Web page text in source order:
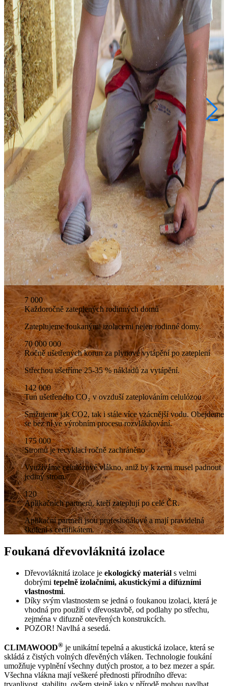
7 000
Každoročně zateplených rodinných domů
Zateplujeme foukanými izolacemi nejen rodinné domy.
70 000 000
Ročně ušetřených korun za plynové vytápění po zateplení
Střechou ušetříme 25-35 % nákladů za vytápění.
142 000
Tun ušetřeného CO₂ v ovzduší zateplováním celulózou
Snižujeme jak CO2, tak i stále více vzácnější vodu. Obejdeme
se bez ní ve výrobním procesu rozvlákňování.
175 000
Stromů je recyklací ročně zachráněno
Využíváme celulózové vlákno, aniž by k zemi musel padnout
jediný strom.
120
Aplikačních partnerů, kteří zateplují po celé ČR.
Aplikační partneři jsou profesionálové a mají pravidelná
školení s certifikátem.
Foukaná dřevovláknitá izolace
Dřevovláknitá izolace je ekologický materiál s velmi
dobrými tepelně izolačními, akustickými a difúzními
vlastnostmi.
Díky svým vlastnostem se jedná o foukanou izolaci, která je
vhodná pro použití v dřevostavbě, od podlahy po střechu,
zejména v difuzně otevřených konstrukcích.
POZOR! Navlhá a sesedá.
CLIMAWOOD® je unikátní tepelná a akustická izolace, která se
skládá z čistých volných dřevěných vláken. Technologie foukání
umožňuje vyplnění všechny dutých prostor, a to bez mezer a spár.
Všechna vlákna mají veškeré přednosti přírodního dřeva: